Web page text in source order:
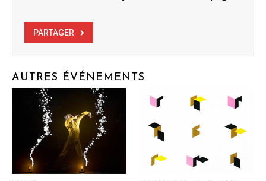
PARTAGER
AUTRES ÉVÉNEMENTS